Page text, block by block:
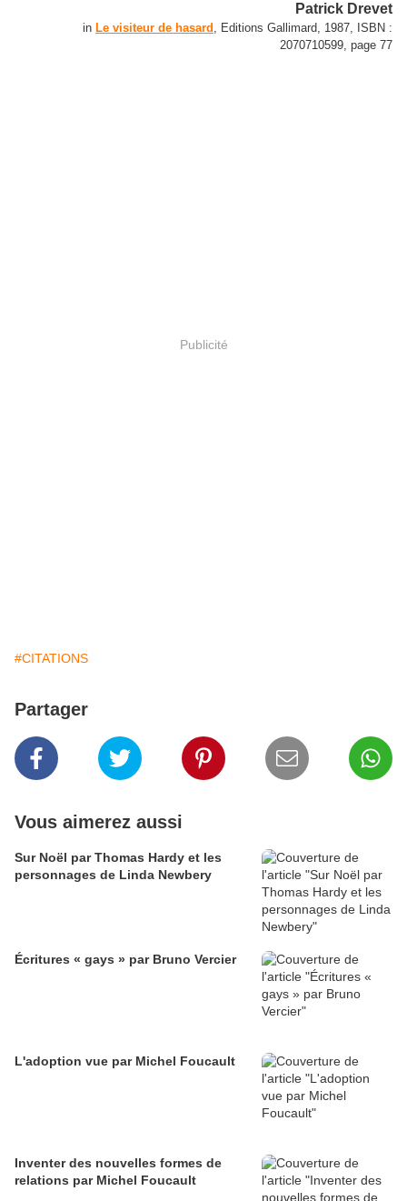
Patrick Drevet
in Le visiteur de hasard , Editions Gallimard, 1987, ISBN :
2070710599, page 77
Publicité
#CITATIONS
Partager
Vous aimerez aussi
Sur Noël par Thomas Hardy et les
personnages de Linda Newbery
Écritures « gays » par Bruno Vercier
L'adoption vue par Michel Foucault
Inventer des nouvelles formes de
relations par Michel Foucault